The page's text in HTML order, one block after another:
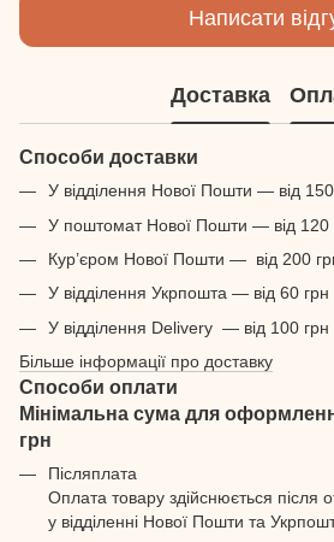
Написати
Доставка
Способи доставки
У відділення Нової Пошти — від
У поштомат Нової Пошти — від 120
Кур’єром Нової Пошти — від 200
У відділення Укрпошта — від 60 грн
У відділення Delivery — від 100 грн
Більше інформації про доставку
Способи оплати
Мінімальна сума для
грн
Післяплата
Оплата товару здійснюється після
у відділенні Нової Пошти та